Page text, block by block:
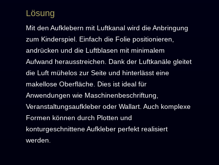
Lösung
Mit den Aufklebern mit Luftkanal wird die Anbringung
zum Kinderspiel. Einfach die Folie positionieren,
andrücken und die Luftblasen mit minimalem
Aufwand herausstreichen. Dank der Luftkanäle gleitet
die Luft mühelos zur Seite und hinterlässt eine
makellose Oberfläche. Dies ist ideal für
Anwendungen wie Maschinenbeschriftung,
Veranstaltungsaufkleber oder Wallart. Auch komplexe
Formen können durch Plotten und
konturgeschnittene Aufkleber perfekt realisiert
werden.